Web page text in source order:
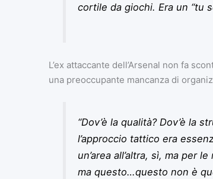
cortile da giochi. Era un “tu
L’ex attaccante dell’Arsenal non fa
una preoccupante mancanza di
“Dov’è la qualità? Dov’è la
l’approccio tattico era
un’area all’altra, sì, ma per
ma questo…questo non è